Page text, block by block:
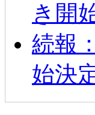
き開
続報
始決